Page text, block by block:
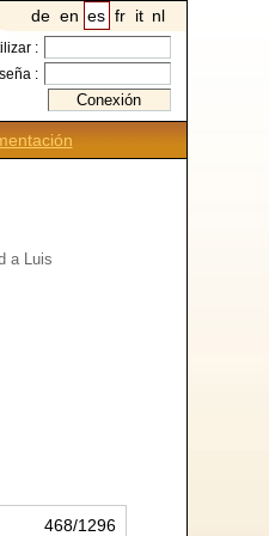
de en es fr it nl
:
:
a Luis
468/1296